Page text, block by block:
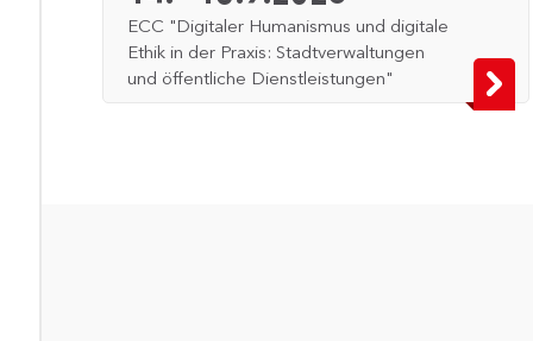
ECC "Digitaler Humanismus und digitale
Ethik in der Praxis: Stadtverwaltungen
und öffentliche Dienstleistungen"